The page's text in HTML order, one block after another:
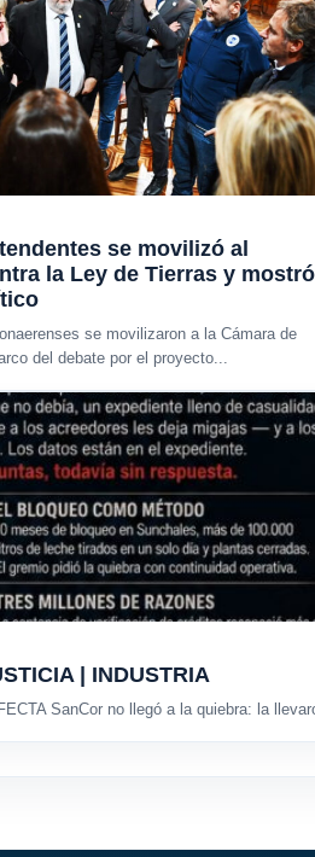
se movilizó al
la Ley de Tierras y mostró
se movilizaron a la Cámara de
del debate por el proyecto...
| INDUSTRIA
SanCor no llegó a la quiebra: la